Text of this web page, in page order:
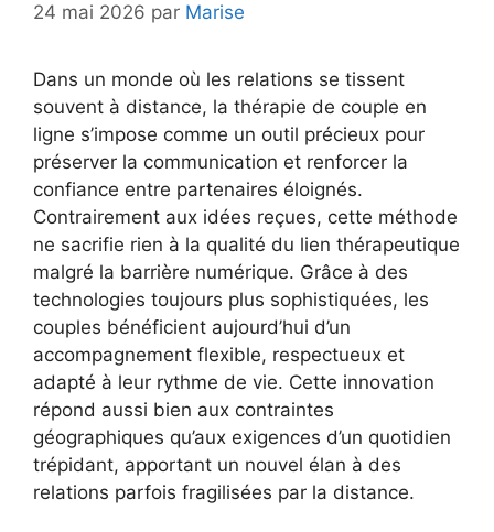
24 mai 2026 par Marise
Dans un monde où les relations se tissent
souvent à distance, la thérapie de couple en
ligne s’impose comme un outil précieux pour
préserver la communication et renforcer la
confiance entre partenaires éloignés.
Contrairement aux idées reçues, cette méthode
ne sacrifie rien à la qualité du lien thérapeutique
malgré la barrière numérique. Grâce à des
technologies toujours plus sophistiquées, les
couples bénéficient aujourd’hui d’un
accompagnement flexible, respectueux et
adapté à leur rythme de vie. Cette innovation
répond aussi bien aux contraintes
géographiques qu’aux exigences d’un quotidien
trépidant, apportant un nouvel élan à des
relations parfois fragilisées par la distance.